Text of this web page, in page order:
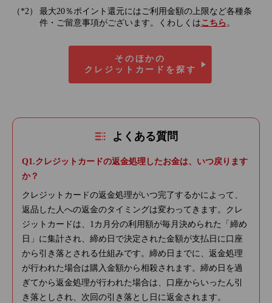
最大20％ポイント還元にはご利用金額の上限など各種条
件・ご留意事項がございます。くわしくはこちら 。
そのほかの
クレジットカードを探す
よくある質問
クレジットカードの返金処理したお金は、いつ戻ります
か？
クレジットカードの返金処理がいつ完了するかによって、
返品した人への返金のタイミングは変わってきます。クレ
ジットカードは、1カ月分の利用額が毎月決められた「締め
日」に集計され、締め日で決定された金額が支払日に口座
から引き落とされる仕組みです。締め日までに、返金処理
が行われた場合は購入金額から相殺されます。締め日を過
ぎてから返金処理が行われた場合は、口座からいったん引
き落としされ、次回の引き落とし日に返金されます。